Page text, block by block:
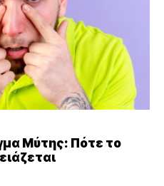
Μύτης: Πότε το